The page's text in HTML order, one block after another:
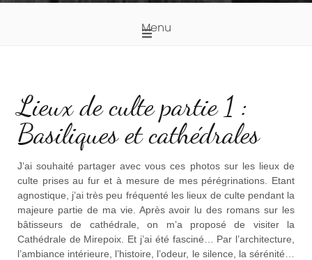
Menu
Lieux de culte partie 1 :
Basiliques et cathédrales
J’ai souhaité partager avec vous ces photos sur les lieux de
culte prises au fur et à mesure de mes pérégrinations. Etant
agnostique, j’ai très peu fréquenté les lieux de culte pendant la
majeure partie de ma vie. Après avoir lu des romans sur les
bâtisseurs de cathédrale, on m’a proposé de visiter la
Cathédrale de Mirepoix. Et j’ai été fasciné… Par l’architecture,
l’ambiance intérieure, l’histoire, l’odeur, le silence, la sérénité…